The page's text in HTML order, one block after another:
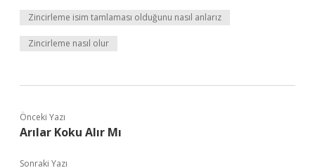
Zincirleme isim tamlaması olduğunu nasıl anlarız
Zincirleme nasıl olur
Önceki Yazı
Arılar Koku Alır Mı
Sonraki Yazı